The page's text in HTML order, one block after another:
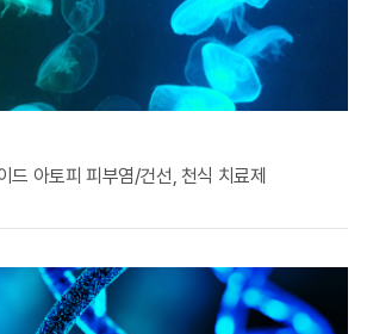
드 아토피 피부염/건선, 천식 치료제